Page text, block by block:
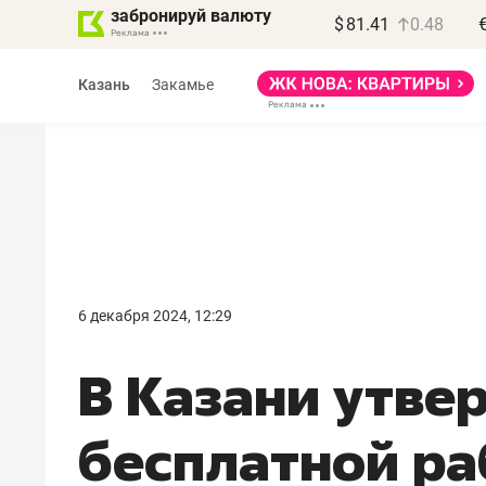
забронируй валюту $ 81.41 0.48
Казань Закамье
6 декабря 2024, 12:29
В Казани
бесплатной
правил, бизнес может
потерять минимум